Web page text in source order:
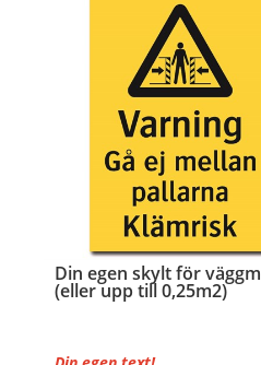
Din egen skylt för
(eller upp till 0,25m2)